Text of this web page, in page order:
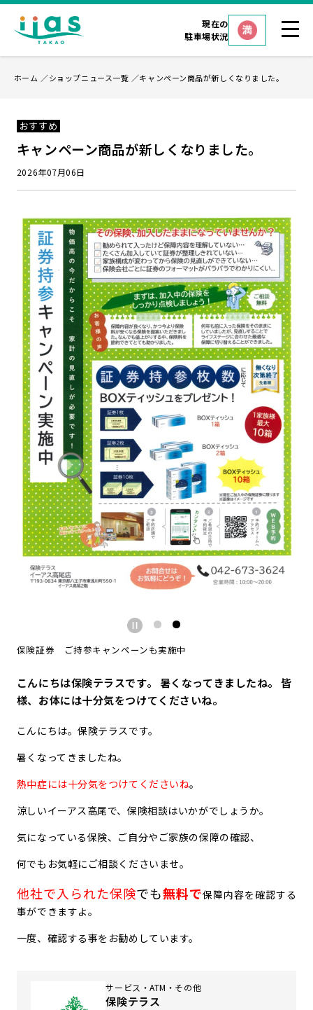
現在の
駐車場状況
ホーム ショップニュース一覧 キャンペーン商品が新しくなりました。
おすすめ
キャンペーン商品が新しくなりました。
2026年07月06日
保険証券 ご持参キャンペーンも実施中
こんにちは保険テラスです。 暑くなってきましたね。 皆
様、お体には十分気をつけてくださいね。
こんにちは。保険テラスです。
暑くなってきましたね。
熱中症には十分気をつけてくださいね。
涼しいイーアス高尾で、保険相談はいかがでしょうか。
気になっている保険、ご自分やご家族の保障の確認、
何でもお気軽にご相談くださいませ。
他社で入られた保険でも無料で保障内容を確認する
事ができますよ。
一度、確認する事をお勧めしています。
サービス・ATM・その他
保険テラス